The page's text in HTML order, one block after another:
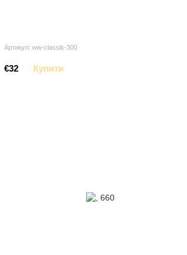
Артикул: ww-classik-300
€32 Купити